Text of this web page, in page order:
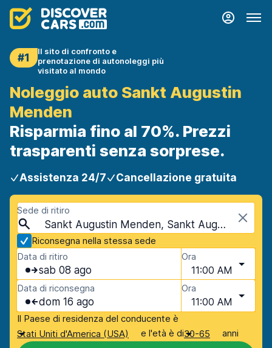
#1
Il sito di confronto e
prenotazione di autonoleggi più
visitato al mondo
Noleggio auto Sankt Augustin
Menden
Risparmia fino al 70%. Prezzi
trasparenti senza sorprese.
Assistenza 24/7 Cancellazione gratuita
Sede di ritiro
Sankt Augustin Menden, Sankt Augustin, Germania
Riconsegna nella stessa sede
Data di ritiro
sab 08 ago
Ora
11:00 AM
Data di riconsegna
dom 16 ago
Ora
11:00 AM
Il Paese di residenza del conducente è
Stati Uniti d'America (USA)
e l'età è di30-65 anni